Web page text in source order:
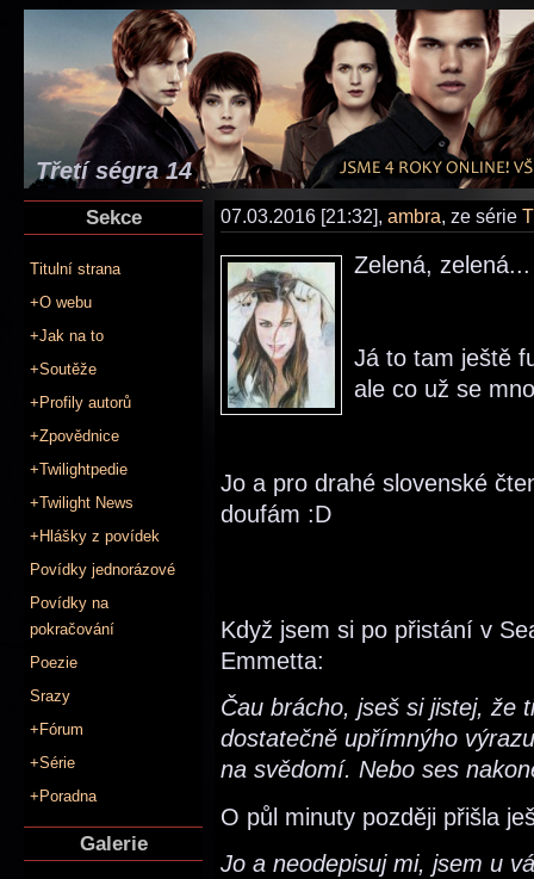
Třetí ségra 14
Sekce
Titulní strana
+O webu
+Jak na to
+Soutěže
+Profily autorů
+Zpovědnice
+Twilightpedie
+Twilight News
+Hlášky z povídek
Povídky jednorázové
Povídky na
pokračování
Poezie
Srazy
+Fórum
+Série
+Poradna
Galerie
07.03.2016 [21:32], ambra, ze série
Zelená, zelená...
Já to tam ještě
ale co už se
Jo a pro drahé slovenské
doufám :D
Když jsem si po přistání v
Emmetta:
Čau brácho, jseš si jistej, že
dostatečně upřímnýho
na svědomí. Nebo ses
O půl minuty později přišla
Jo a neodepisuj mi, jsem u